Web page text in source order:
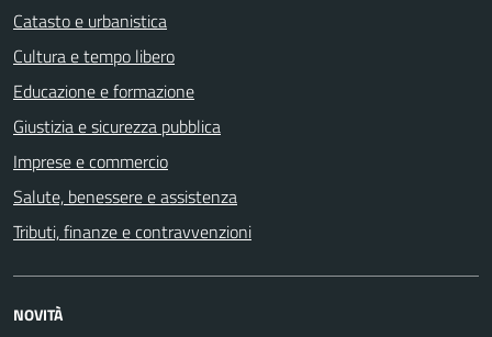
Catasto e urbanistica
Cultura e tempo libero
Educazione e formazione
Giustizia e sicurezza pubblica
Imprese e commercio
Salute, benessere e assistenza
Tributi, finanze e contravvenzioni
NOVITÀ